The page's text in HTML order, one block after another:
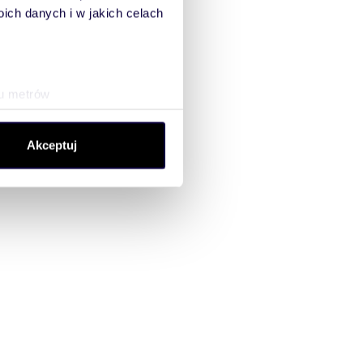
danych i w jakich celach
metrów
preferencje w
i analizować
społecznościowym,
od Ciebie lub
Akceptuj